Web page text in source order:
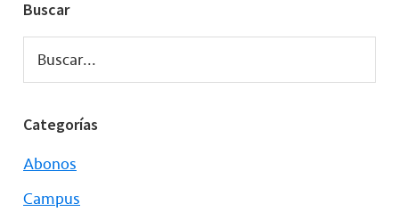
Buscar
Buscar...
Categorías
Abonos
Campus